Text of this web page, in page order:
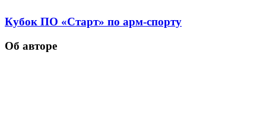
Кубок ПО «Старт» по арм-спорту
Об авторе